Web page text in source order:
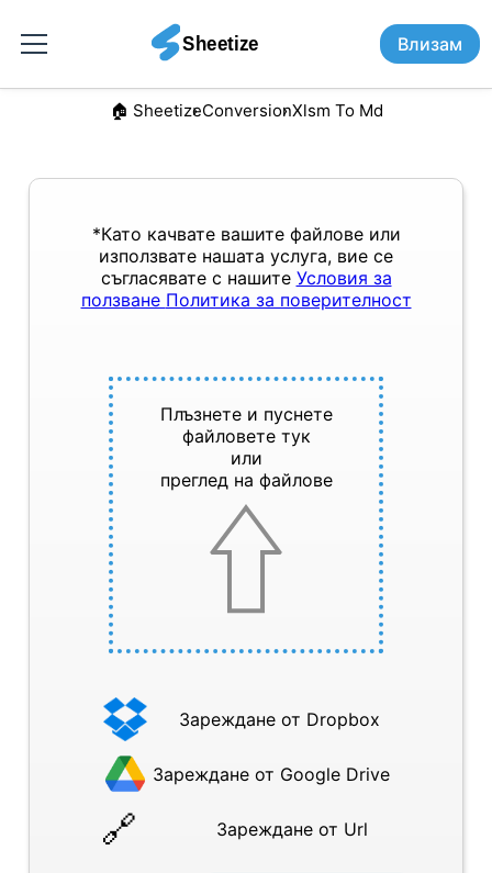
Влизам
🏠︎ SheetizeConversionXlsm To Md
*Като качвате вашите файлове или
използвате нашата услуга, вие се
съгласявате с нашите Условия за
ползване Политика за поверителност
Плъзнете и пуснете
файловете тук
или
преглед на файлове
Зареждане от Dropbox
Зареждане от Google Drive
Зареждане от Url